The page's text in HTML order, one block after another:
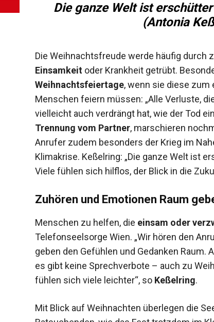
Die ganze Welt ist
(Antonia
Die Weihnachtsfreude werde häufig durch
Einsamkeitoder Krankheit getrübt.
Weihnachtsfeiertage, wenn sie diese zum
Menschen feiern müssen: „Alle Verluste,
vielleicht auch verdrängt hat, wie der Tod
Trennung vom Partner, marschieren
Anrufer zudem besonders der Krieg im
Klimakrise. Keßelring: „Die ganze Welt ist
Viele fühlen sich hilflos, der Blick in die
Zuhören und Emotionen Raum
Menschen zu helfen, die einsam oder
Telefonseelsorge Wien. „Wir hören den
geben den Gefühlen und Gedanken Raum.
es gibt keine Sprechverbote – auch zu
fühlen sich viele leichter“, so Keßelring.
Mit Blick auf Weihnachten überlegen die